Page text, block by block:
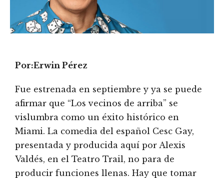
Por:Erwin Pérez
Fue estrenada en septiembre y ya se puede
afirmar que “Los vecinos de arriba” se
vislumbra como un éxito histórico en
Miami. La comedia del español Cesc Gay,
presentada y producida aquí por Alexis
Valdés, en el Teatro Trail, no para de
producir funciones llenas. Hay que tomar